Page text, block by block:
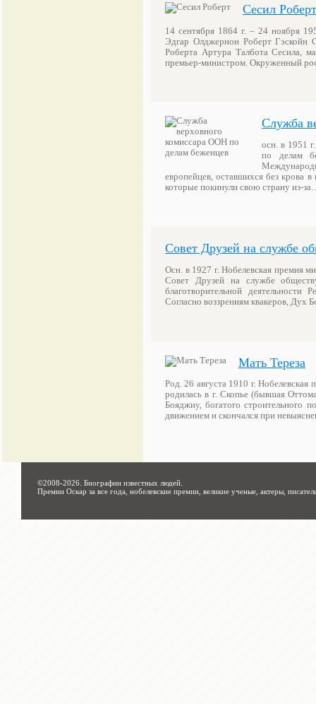
Сесил Роберт
14 сентября 1864 г. – 24 ноября
Эдгар Олджернон Роберт Гэскойн
Роберта Артура Талбота Сесила,
премьер-министром. Окруженный
Служба
осн. в 1951
по делам
европейцев, оставшихся без крова
которые покинули свою страну из-
Совет Друзей на службе
Осн. в 1927 г. Нобелевская премия
Совет Друзей на службе
благотворительной деятельности
Согласно воззрениям квакеров,
Мать Тереза
Род. 26 августа 1910 г.
родилась в г. Скопье (бывшая
Бояджиу, богатого строительного
движением и скончался при
©2008-2026. Биографии известных людей
Премии Оскар за все года, нобелевские премии, великие ученые, актеры,